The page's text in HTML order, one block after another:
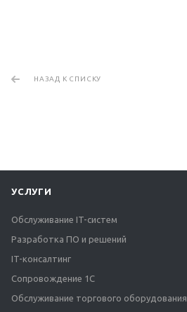
НАЗАД К СПИСКУ
УСЛУГИ
Обслуживание IT-систем
Разработка ПО и решений
IT-консалтинг
Сопровождение 1С
Обслуживание торгового оборудования